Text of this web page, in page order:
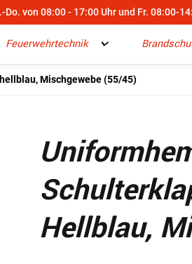
von 08:00 - 17:00 Uhr und Fr. 08:00-
Feuerwehrtechnik
Mischgewebe (55/45)
Hellblau,